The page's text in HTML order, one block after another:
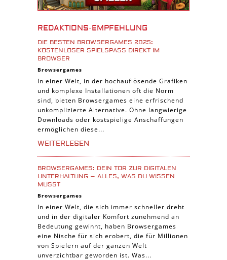
iOS Spiele
iPad Spiele
Denk Spiele
Piraten Spiele
Sport Spiele
Pferde Spiele
Simulation Spiele
Tier Spiele
Casual Spiele
Abenteuer Spiele
Online Spiele
3-Gewinnt Spiele
Trading Card Spiele
Manager Spiele
REDAKTIONS-EMPFEHLUNG
DIE BESTEN BROWSERGAMES 2025:
KOSTENLOSER SPIELSPASS DIREKT IM B
ROWSER
Browsergames
In einer Welt, in der hochauflösende Grafiken
und komplexe Installationen oft die Norm
sind, bieten Browsergames eine erfrischend
unkomplizierte Alternative. Ohne langwierige
Downloads oder kostspielige Anschaffungen
ermöglichen diese...
WEITERLESEN
BROWSERGAMES: DEIN TOR ZUR DIGITALEN
UNTERHALTUNG – ALLES, WAS DU WISSEN
MUSST
Browsergames
In einer Welt, die sich immer schneller dreht
und in der digitaler Komfort zunehmend an
Bedeutung gewinnt, haben Browsergames
eine Nische für sich erobert, die für Millionen
von Spielern auf der ganzen Welt
unverzichtbar geworden ist. Was...